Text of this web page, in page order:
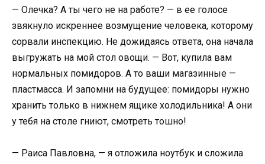
— Олечка? А ты чего не на работе? — в ее голосе
звякнуло искреннее возмущение человека, которому
сорвали инспекцию. Не дожидаясь ответа, она начала
выгружать на мой стол овощи. — Вот, купила вам
нормальных помидоров. А то ваши магазинные —
пластмасса. И запомни на будущее: помидоры нужно
хранить только в нижнем ящике холодильника! А они
у тебя на столе гниют, смотреть тошно!
— Раиса Павловна, — я отложила ноутбук и сложила